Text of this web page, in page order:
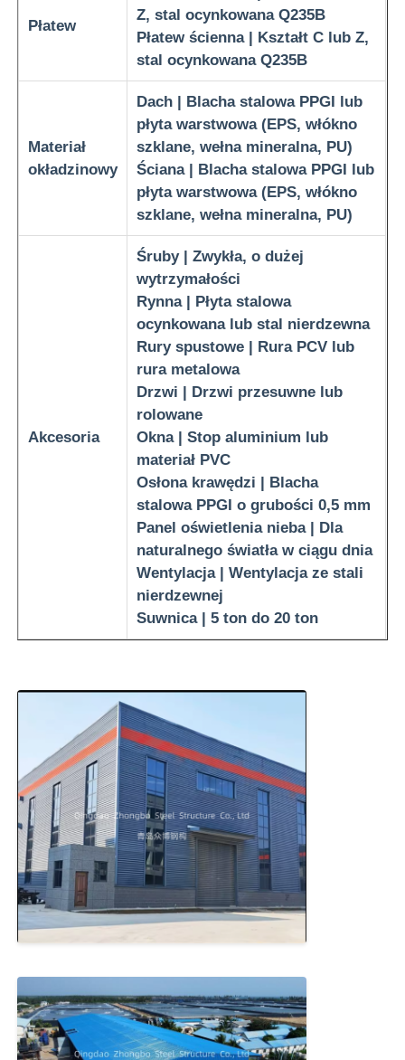
Budowa konstrukcji stalowej konstrukcji
Pozbudowa ze stali powlekanej proszkiem
Płatew
Z, stal ocynkowana Q235B
Płatew ścienna | Kształt C lub Z,
stal ocynkowana Q235B
Materiał
okładzinowy
Dach | Blacha stalowa PPGI lub
płyta warstwowa (EPS, włókno
szklane, wełna mineralna, PU)
Ściana | Blacha stalowa PPGI lub
płyta warstwowa (EPS, włókno
szklane, wełna mineralna, PU)
Akcesoria
Śruby | Zwykła, o dużej
wytrzymałości
Rynna | Płyta stalowa
ocynkowana lub stal nierdzewna
Rury spustowe | Rura PCV lub
rura metalowa
Drzwi | Drzwi przesuwne lub
rolowane
Okna | Stop aluminium lub
materiał PVC
Osłona krawędzi | Blacha
stalowa PPGI o grubości 0,5 mm
Panel oświetlenia nieba | Dla
naturalnego światła w ciągu dnia
Wentylacja | Wentylacja ze stali
nierdzewnej
Suwnica | 5 ton do 20 ton